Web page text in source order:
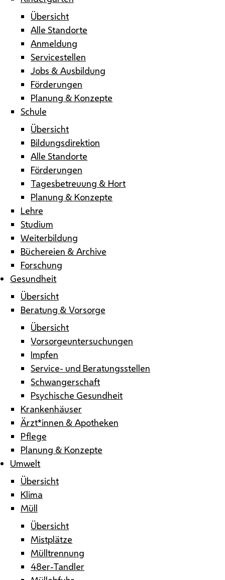
Übersicht
Alle Standorte
Anmeldung
Servicestellen
Jobs & Ausbildung
Förderungen
Planung & Konzepte
Schule
Übersicht
Bildungsdirektion
Alle Standorte
Förderungen
Tagesbetreuung & Hort
Planung & Konzepte
Lehre
Studium
Weiterbildung
Büchereien & Archive
Forschung
Gesundheit
Übersicht
Beratung & Vorsorge
Übersicht
Vorsorgeuntersuchungen
Impfen
Service- und Beratungsstellen
Schwangerschaft
Psychische Gesundheit
Krankenhäuser
Ärzt*innen & Apotheken
Pflege
Planung & Konzepte
Umwelt
Übersicht
Klima
Müll
Übersicht
Mistplätze
Mülltrennung
48er-Tandler